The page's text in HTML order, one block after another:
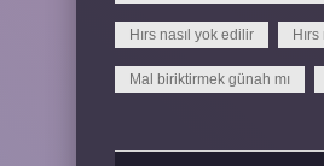
Hırs nasıl yok edilir
Mal biriktirmek günah mı